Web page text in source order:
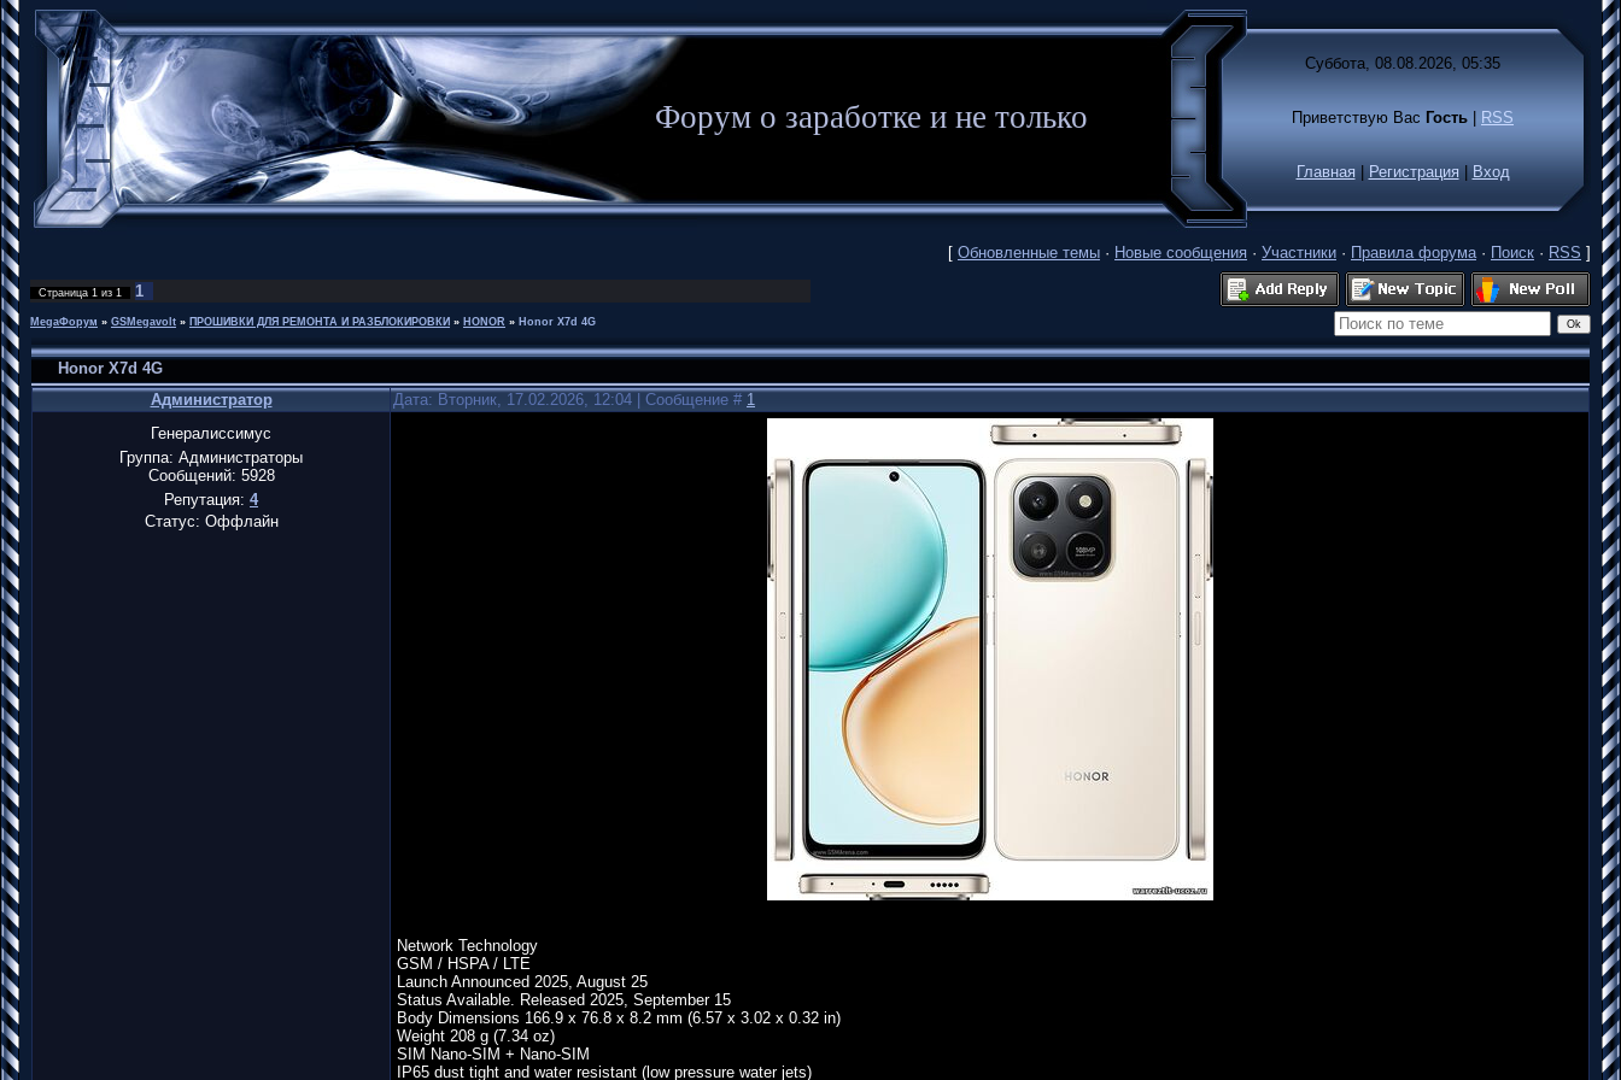
Форум о заработке и не только
Суббота, 08.08.2026, 05:35
Приветствую Вас Гость RSS
Главная Регистрация Вход
[ Обновленные темы · Новые сообщения · Участники · Правила форума· Поиск · RSS ]
Страница 1 из 1 1
MegaФорум » GSMegavolt » ПРОШИВКИ ДЛЯ РЕМОНТА И РАЗБЛОКИРОВКИ » HONOR » Honor X7d 4G
Honor X7d 4G
Администратор
Дата: Вторник, 17.02.2026, 12:04 | Сообщение # 1
Генералиссимус
Группа: Администраторы
Сообщений: 5928
Репутация: 4
Статус: Оффлайн
Network Technology
GSM / HSPA / LTE
Launch Announced 2025, August 25
Status Available. Released 2025, September 15
Body Dimensions 166.9 x 76.8 x 8.2 mm (6.57 x 3.02 x 0.32 in)
Weight 208 g (7.34 oz)
SIM Nano-SIM + Nano-SIM
IP65 dust tight and water resistant (low pressure water jets)